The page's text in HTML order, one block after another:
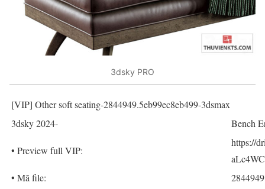
3dsky PRO
[VIP] Other soft seating-2844949.5eb99ec8eb499-3dsmax
3dsky 2024-
Bench
• Preview full VIP:
https://
• Mã file: